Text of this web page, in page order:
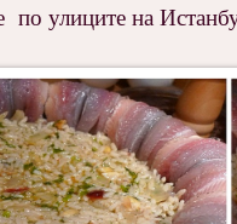
улиците на